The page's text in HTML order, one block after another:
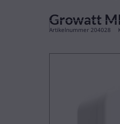
Growatt
Artikelnummer 204028